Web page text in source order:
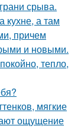
срыва.
кухне, а там
причем
и новыми.
тепло,
мягкие
ощущение